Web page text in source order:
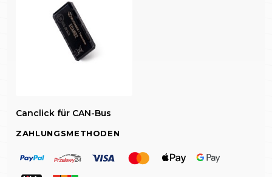
Canclick für CAN-Bus
ZAHLUNGSMETHODEN